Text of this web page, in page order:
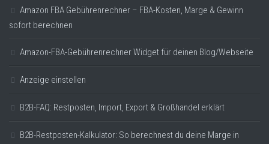
Amazon FBA Gebührenrechner – FBA-Kosten, Marge & Gewinn
sofort berechnen
Amazon-FBA-Gebührenrechner Widget für deinen Blog/Webseite
Anzeige einstellen
B2B-FAQ: Restposten, Import, Export & Großhandel erklärt
B2B-Restposten-Kalkulator: So berechnest du deine Marge in